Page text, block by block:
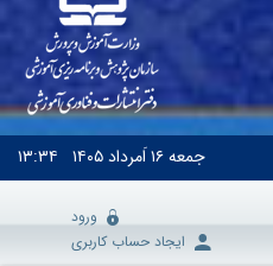
جمعه۱۶ اَمرداد ۱۴۰۵ ۱۳:۳۴
ورود
ایجاد حساب کاربری